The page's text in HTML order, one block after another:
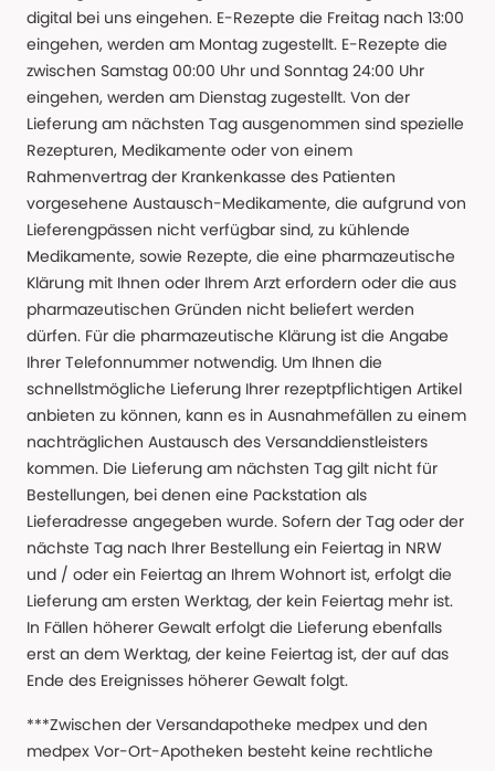
digital bei uns eingehen. E-Rezepte die Freitag nach 13:00
eingehen, werden am Montag zugestellt. E-Rezepte die
zwischen Samstag 00:00 Uhr und Sonntag 24:00 Uhr
eingehen, werden am Dienstag zugestellt. Von der
Lieferung am nächsten Tag ausgenommen sind spezielle
Rezepturen, Medikamente oder von einem
Rahmenvertrag der Krankenkasse des Patienten
vorgesehene Austausch-Medikamente, die aufgrund von
Lieferengpässen nicht verfügbar sind, zu kühlende
Medikamente, sowie Rezepte, die eine pharmazeutische
Klärung mit Ihnen oder Ihrem Arzt erfordern oder die aus
pharmazeutischen Gründen nicht beliefert werden
dürfen. Für die pharmazeutische Klärung ist die Angabe
Ihrer Telefonnummer notwendig. Um Ihnen die
schnellstmögliche Lieferung Ihrer rezeptpflichtigen Artikel
anbieten zu können, kann es in Ausnahmefällen zu einem
nachträglichen Austausch des Versanddienstleisters
kommen. Die Lieferung am nächsten Tag gilt nicht für
Bestellungen, bei denen eine Packstation als
Lieferadresse angegeben wurde. Sofern der Tag oder der
nächste Tag nach Ihrer Bestellung ein Feiertag in NRW
und / oder ein Feiertag an Ihrem Wohnort ist, erfolgt die
Lieferung am ersten Werktag, der kein Feiertag mehr ist.
In Fällen höherer Gewalt erfolgt die Lieferung ebenfalls
erst an dem Werktag, der keine Feiertag ist, der auf das
Ende des Ereignisses höherer Gewalt folgt.
***Zwischen der Versandapotheke medpex und den
medpex Vor-Ort-Apotheken besteht keine rechtliche